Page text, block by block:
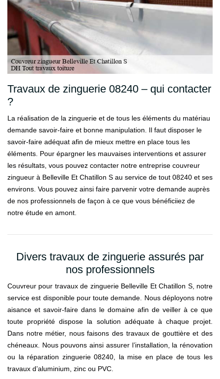
Travaux de zinguerie 08240 – qui contacter
?
La réalisation de la zinguerie et de tous les éléments du matériau
demande savoir-faire et bonne manipulation. Il faut disposer le
savoir-faire adéquat afin de mieux mettre en place tous les
éléments. Pour épargner les mauvaises interventions et assurer
les résultats, vous pouvez contacter notre entreprise couvreur
zingueur à Belleville Et Chatillon S au service de tout 08240 et ses
environs. Vous pouvez ainsi faire parvenir votre demande auprès
de nos professionnels de façon à ce que vous bénéficiiez de
notre étude en amont.
Divers travaux de zinguerie assurés par
nos professionnels
Couvreur pour travaux de zinguerie Belleville Et Chatillon S, notre
service est disponible pour toute demande. Nous déployons notre
aisance et savoir-faire dans le domaine afin de veiller à ce que
toute propriété dispose la solution adéquate à chaque projet.
Dans notre métier, nous faisons des travaux de gouttière et des
chéneaux. Nous pouvons ainsi assurer l’installation, la rénovation
ou la réparation zinguerie 08240, la mise en place de tous les
travaux d’aluminium, zinc ou PVC.